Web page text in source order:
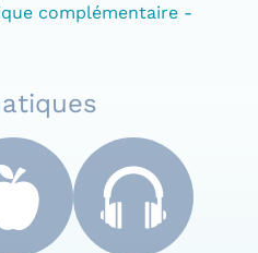
complémentaire -